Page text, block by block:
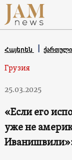
Հայերեն ქართული
Грузия
25.03.2025
«Если его
уже не